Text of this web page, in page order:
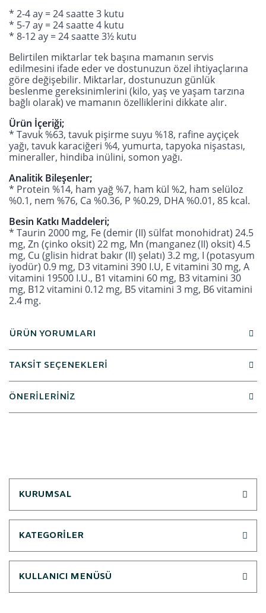
* 2-4 ay = 24 saatte 3 kutu
* 5-7 ay = 24 saatte 4 kutu
* 8-12 ay = 24 saatte 3½ kutu
Belirtilen miktarlar tek başına mamanın servis
edilmesini ifade eder ve dostunuzun özel ihtiyaçlarına
göre değişebilir. Miktarlar, dostunuzun günlük
beslenme gereksinimlerini (kilo, yaş ve yaşam tarzına
bağlı olarak) ve mamanın özelliklerini dikkate alır.
Ürün İçeriği;
* Tavuk %63, tavuk pişirme suyu %18, rafine ayçiçek
yağı, tavuk karaciğeri %4, yumurta, tapyoka nişastası,
mineraller, hindiba inülini, somon yağı.
Analitik Bileşenler;
* Protein %14, ham yağ %7, ham kül %2, ham selüloz
%0.1, nem %76, Ca %0.36, P %0.29, DHA %0.01, 85 kcal.
Besin Katkı Maddeleri;
* Taurin 2000 mg, Fe (demir (II) sülfat monohidrat) 24.5
mg, Zn (çinko oksit) 22 mg, Mn (manganez (II) oksit) 4.5
mg, Cu (glisin hidrat bakır (II) şelatı) 3.2 mg, I (potasyum
iyodür) 0.9 mg, D3 vitamini 390 I.U, E vitamini 30 mg, A
vitamini 19500 I.U., B1 vitamini 60 mg, B3 vitamini 30
mg, B12 vitamini 0.12 mg, B5 vitamini 3 mg, B6 vitamini
2.4 mg.
ÜRÜN YORUMLARI
TAKSİT SEÇENEKLERİ
ÖNERİLERİNİZ
KURUMSAL
KATEGORİLER
KULLANICI MENÜSÜ